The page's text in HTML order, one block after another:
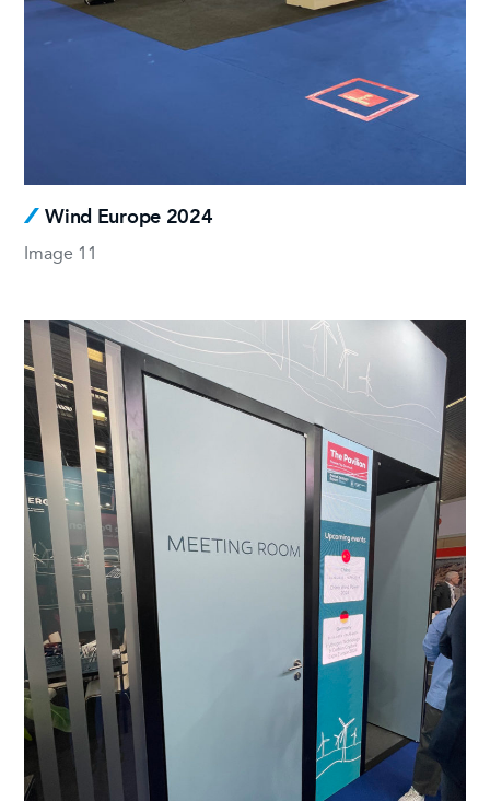
Wind Europe 2024
Image 11